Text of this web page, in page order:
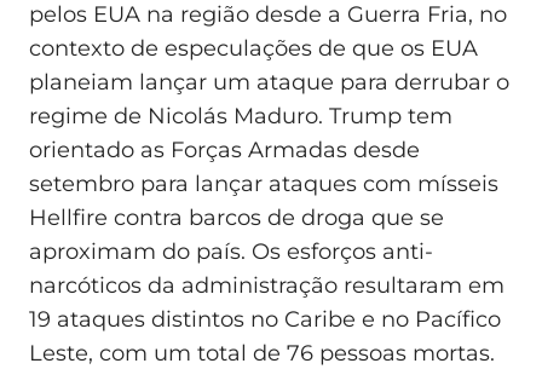
pelos EUA na região desde a Guerra Fria, no
contexto de especulações de que os EUA
planeiam lançar um ataque para derrubar o
regime de Nicolás Maduro. Trump tem
orientado as Forças Armadas desde
setembro para lançar ataques com mísseis
Hellfire contra barcos de droga que se
aproximam do país. Os esforços anti-
narcóticos da administração resultaram em
19 ataques distintos no Caribe e no Pacífico
Leste, com um total de 76 pessoas mortas.